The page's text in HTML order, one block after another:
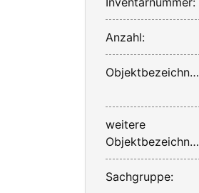
Anzahl:
Objektbezeichnung:
weitere
Objektbezeichnung:
Sachgruppe: